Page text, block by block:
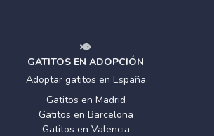
GATITOS EN ADOPCIÓN
Adoptar gatitos en España
Gatitos en Madrid
Gatitos en Barcelona
Gatitos en Valencia